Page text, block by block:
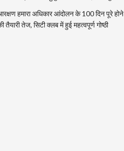
हमारा अधिकार आंदोलन के 100 दिन पूरे होने
तैयारी तेज, सिटी क्लब में हुई महत्वपूर्ण गोष्ठी